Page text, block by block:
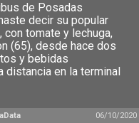
de Posadas
decir su popular
con tomate y lechuga,
(65), desde hace dos
y bebidas
en la terminal
06/10/2020